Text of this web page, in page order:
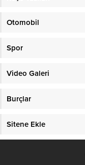
Otomobil
Spor
Video Galeri
Burçlar
Sitene Ekle